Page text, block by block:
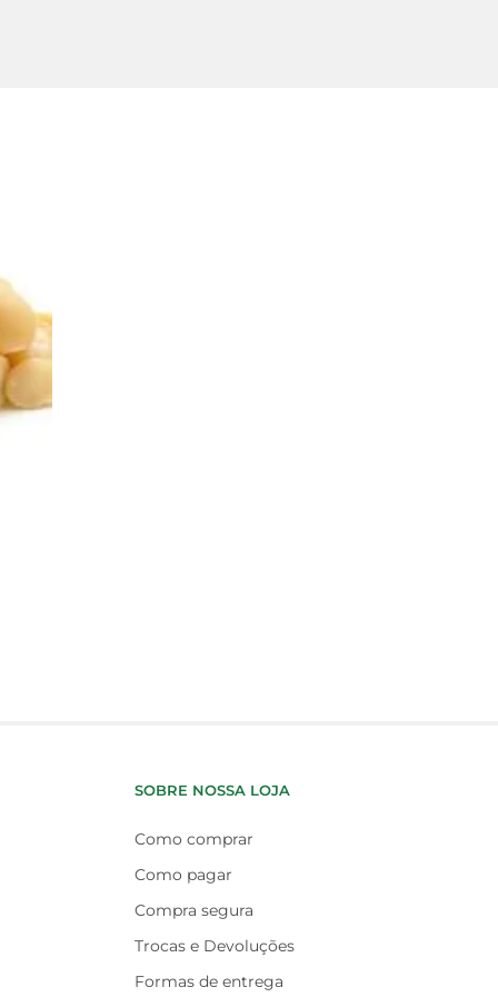
SOBRE NOSSA LOJA
Como comprar
Como pagar
Compra segura
Trocas e Devoluções
Formas de entrega